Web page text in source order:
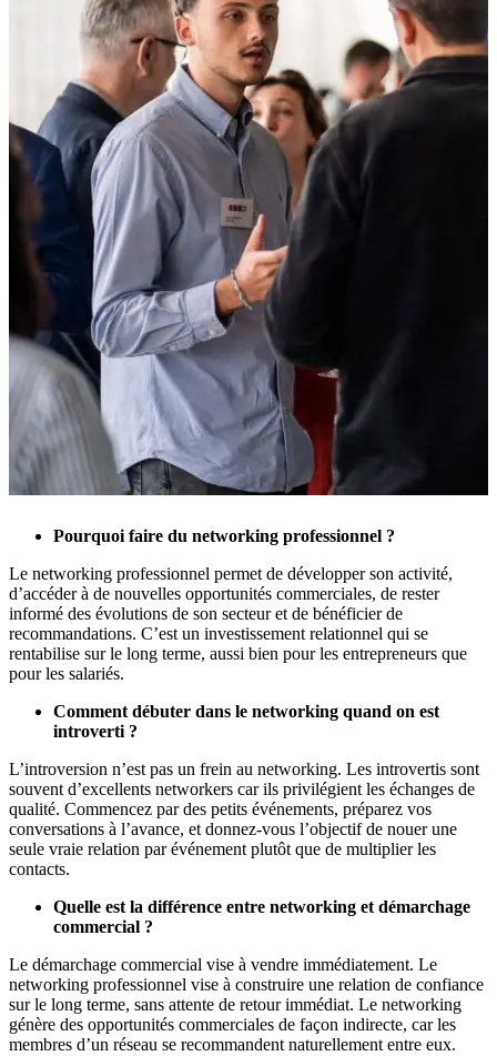
Pourquoi faire du networking professionnel ?
Le networking professionnel permet de développer son activité,
d’accéder à de nouvelles opportunités commerciales, de rester
informé des évolutions de son secteur et de bénéficier de
recommandations. C’est un investissement relationnel qui se
rentabilise sur le long terme, aussi bien pour les entrepreneurs que
pour les salariés.
Comment débuter dans le networking quand on est
introverti ?
L’introversion n’est pas un frein au networking. Les introvertis sont
souvent d’excellents networkers car ils privilégient les échanges de
qualité. Commencez par des petits événements, préparez vos
conversations à l’avance, et donnez-vous l’objectif de nouer une
seule vraie relation par événement plutôt que de multiplier les
contacts.
Quelle est la différence entre networking et démarchage
commercial ?
Le démarchage commercial vise à vendre immédiatement. Le
networking professionnel vise à construire une relation de confiance
sur le long terme, sans attente de retour immédiat. Le networking
génère des opportunités commerciales de façon indirecte, car les
membres d’un réseau se recommandent naturellement entre eux.